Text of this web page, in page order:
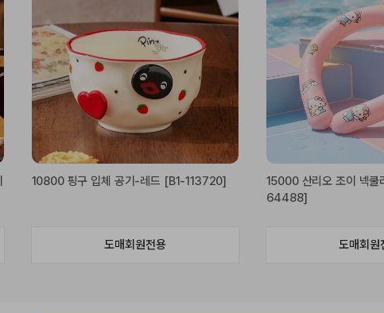
10800 핑구 입체 공기-레드 [B1-113720]
도매회원전용
15000 산리오 조이 넥
64488]
도매회원